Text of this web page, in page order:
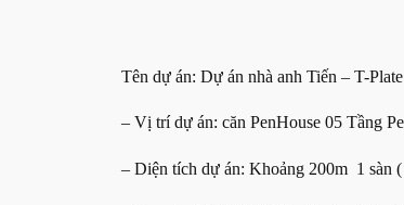
Tên dự án: Dự án nhà anh Tiến – T-Plate
– Vị trí dự án: căn PenHouse 05 Tầng
– Diện tích dự án: Khoảng 200m 1 sàn